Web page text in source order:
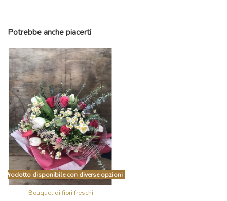
Potrebbe anche piacerti
Prodotto disponibile con diverse opzioni
Bouquet di fiori freschi